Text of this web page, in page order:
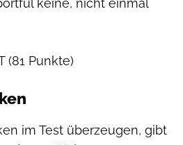
keine, nicht einmal
(81 Punkte)
im Test überzeugen, gibt